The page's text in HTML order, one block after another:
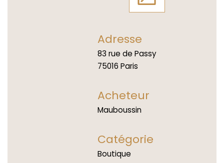
Adresse
83 rue de Passy
75016 Paris
Acheteur
Mauboussin
Catégorie
Boutique